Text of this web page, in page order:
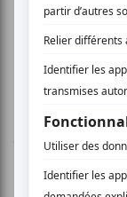
Vous
donner